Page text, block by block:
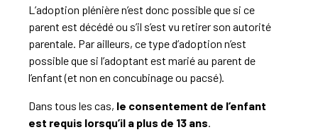
L’adoption plénière n’est donc possible que si ce
parent est décédé ou s’il s’est vu retirer son autorité
parentale. Par ailleurs, ce type d’adoption n’est
possible que si l’adoptant est marié au parent de
l’enfant (et non en concubinage ou pacsé).
Dans tous les cas, le consentement de l’enfant
est requis lorsqu’il a plus de 13 ans.